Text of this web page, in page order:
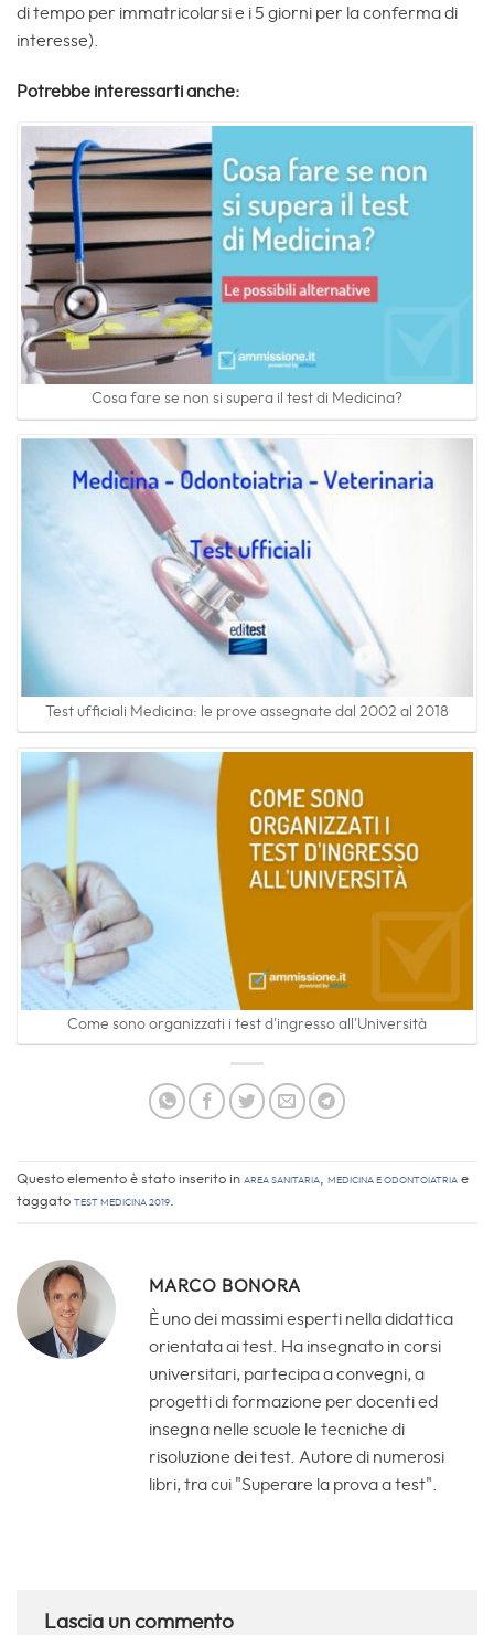
di tempo per immatricolarsi e i 5 giorni per la conferma di
interesse).
Potrebbe interessarti anche:
Cosa fare se non si supera il test di Medicina?
Test ufficiali Medicina: le prove assegnate dal 2002 al 2018
Come sono organizzati i test d'ingresso all'Università
Questo elemento è stato inserito in Area sanitaria, Medicina e Odontoiatria e
taggato test medicina 2019.
MARCO BONORA
È uno dei massimi esperti nella didattica
orientata ai test. Ha insegnato in corsi
universitari, partecipa a convegni, a
progetti di formazione per docenti ed
insegna nelle scuole le tecniche di
risoluzione dei test. Autore di numerosi
libri, tra cui "Superare la prova a test".
Lascia un commento